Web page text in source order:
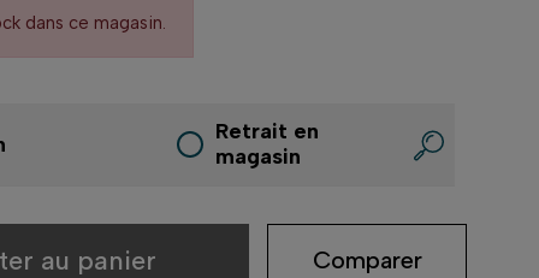
dans ce magasin.
Retrait en
magasin
au panier Comparer